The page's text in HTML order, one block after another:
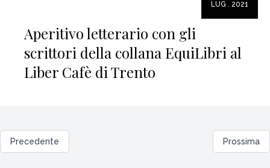
LUG . 2021
Aperitivo letterario con gli
scrittori della collana EquiLibri al
Liber Cafè di Trento
Precedente Prossima